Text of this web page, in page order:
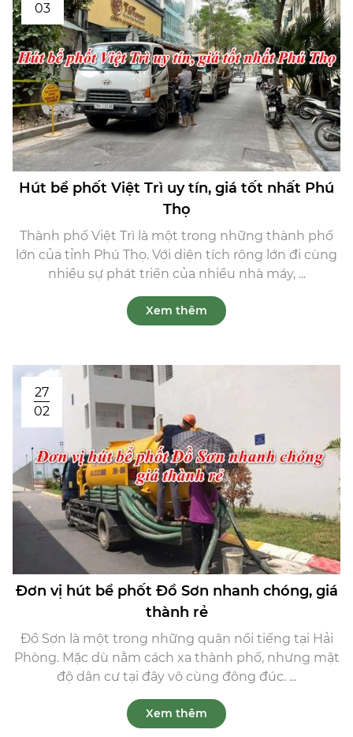
03
Hút bể phốt Việt Trì uy tín, giá tốt nhất Phú
Thọ
Thành phố Việt Trì là một trong những thành phố
lớn của tỉnh Phú Thọ. Với diện tích rộng lớn đi cùng
nhiều sự phát triển của nhiều nhà máy, ...
Xem thêm
27
02
Đơn vị hút bể phốt Đồ Sơn nhanh chóng, giá
thành rẻ
Đồ Sơn là một trong những quận nổi tiếng tại Hải
Phòng. Mặc dù nằm cách xa thành phố, nhưng mật
độ dân cư tại đây vô cùng đông đúc. ...
Xem thêm